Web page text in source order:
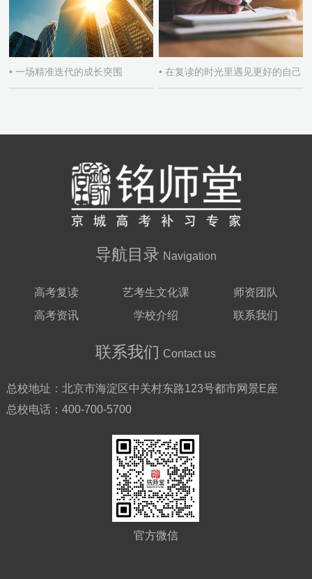
• 一场精准迭代的成长突围 • 在复读的时光里遇见更好的自己
导航目录 Navigation
高考复读 艺考生文化课
师资团队
高考资讯
学校介绍 联系我们
联系我们 Contact us
总校地址： 北京市海淀区中关村东路123号都市网景E座
总校电话： 400-700-5700
官方微信